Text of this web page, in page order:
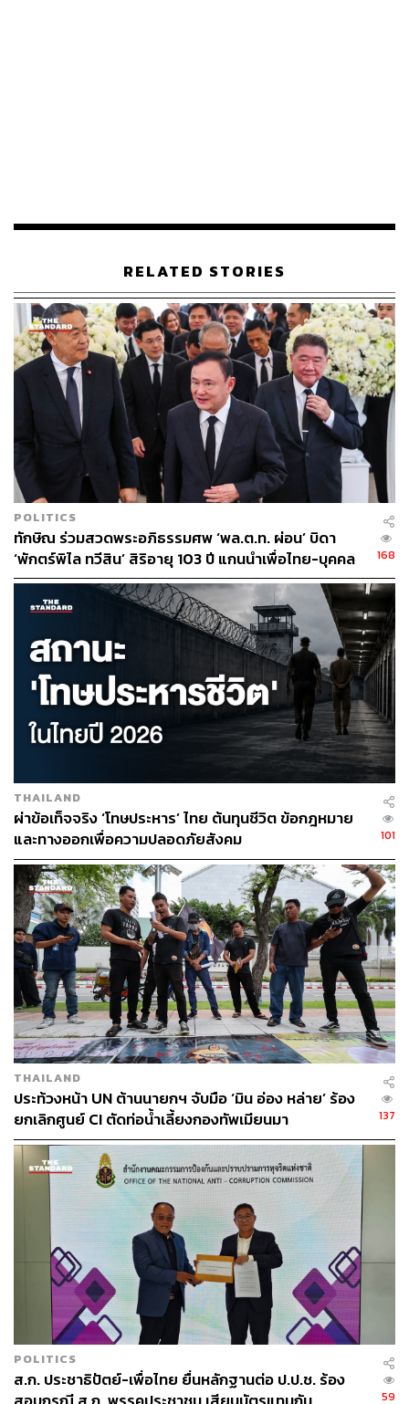
ผ่านว่าทุกอย่างเปลี่ยนแปลงได้
“พรรคเพื่อไทยในฐานะแกนนำรัฐบาล เราเชื่อว่าเศรษฐกิจที่ดี
ชีวิตความเป็นอยู่ที่ดี ทำให้ทุกเพศ ทุกคน เข้าถึงโอกาสทาง
เศรษฐกิจ จะเป็นการแก้ปัญหาเรื่องความเท่าเทียมในระยะ
ยาวได้มากที่สุดค่ะ เพราะการเข้าถึงโอกาสทางเศรษฐกิจเป็น
อำนาจที่สำคัญที่สุด” แพทองธารกล่าว
ชยิกา วงศ์นภาจันทร์
จิราพร สินธุไพร
พวงเพ็ชร ชุนละเอียด
สรัสนันท์ อรรณนพพร
ผู้หญิง
องค์การสหประชาชาติ (UN)
พรรคเพื่อไทย
UNESCAP
วันสตรีสากล แพทองธาร ชินวัตร
314
ABOUT THE AUTHOR
THE STANDARD TEAM
กองบรรณาธิการ THE STANDARD
RELATED STORIES
POLITICS
ทักษิณ ร่วมสวดพระอภิธรรมศพ ‘พล.ต.ท. ผ่อน’ บิดา
‘พักตร์พิไล ทวีสิน’ สิริอายุ 103 ปี แกนนำเพื่อไทย-บุคคล
หลากวงการร่วมอาลัย
168
THAILAND
ผ่าข้อเท็จจริง ‘โทษประหาร’ ไทย ต้นทุนชีวิต ข้อกฎหมาย
และทางออกเพื่อความปลอดภัยสังคม
101
THAILAND
ประท้วงหน้า UN ต้านนายกฯ จับมือ ‘มิน อ่อง หล่าย’ ร้อง
ยกเลิกศูนย์ CI ตัดท่อน้ำเลี้ยงกองทัพเมียนมา
137
POLITICS
ส.ก. ประชาธิปัตย์-เพื่อไทย ยื่นหลักฐานต่อ ป.ป.ช. ร้อง
59